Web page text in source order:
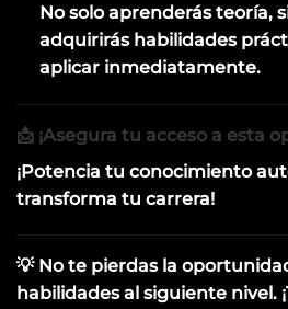
No solo aprenderás teoría,
adquirirás habilidades
aplicar inmediatamente.
📩 ¡Asegura tu acceso a esta
¡Potencia tu conocimiento
transforma tu carrera!
💡 No te pierdas la
habilidades al siguiente nivel.